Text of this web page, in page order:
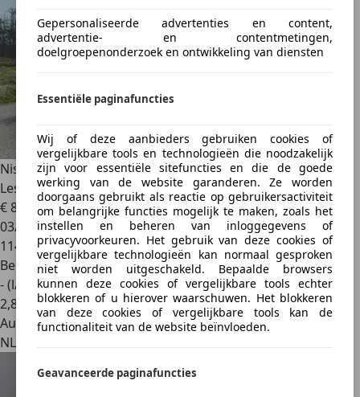
Gepersonaliseerde advertenties en content,
advertentie- en contentmetingen,
doelgroepenonderzoek en ontwikkeling van diensten
Essentiële paginafuncties
Wij of deze aanbieders gebruiken cookies of
vergelijkbare tools en technologieën die noodzakelijk
zijn voor essentiële sitefuncties en die de goede
werking van de website garanderen. Ze worden
doorgaans gebruikt als reactie op gebruikersactiviteit
om belangrijke functies mogelijk te maken, zoals het
instellen en beheren van inloggegevens of
privacyvoorkeuren. Het gebruik van deze cookies of
vergelijkbare technologieën kan normaal gesproken
niet worden uitgeschakeld. Bepaalde browsers
kunnen deze cookies of vergelijkbare tools echter
blokkeren of u hierover waarschuwen. Het blokkeren
van deze cookies of vergelijkbare tools kan de
functionaliteit van de website beïnvloeden.
Geavanceerde paginafuncties
Nissan Pulsar1.2 DIG-T Connect Edition Camera Navi Key-
Less Tre
€ 8.900
03/2015
114.180 km
Benzine
- (l/100 km)
2,8
Autobedrijf
NL 1901 NM